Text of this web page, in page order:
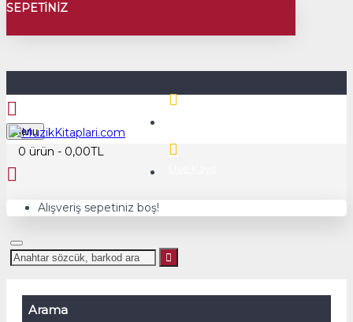
SEPETINIZ
Menu
0 ürün - 0,00TL
Alışveriş sepetiniz boş!
Arama